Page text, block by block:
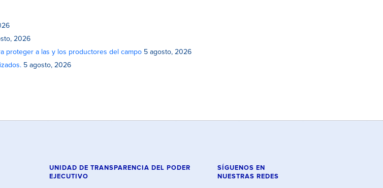
2026
proteger a las y los productores del campo 5 agosto, 2026
5 agosto, 2026
UNIDAD DE TRANSPARENCIA DEL PODER
EJECUTIVO
SÍGUENOS EN
NUESTRAS REDES